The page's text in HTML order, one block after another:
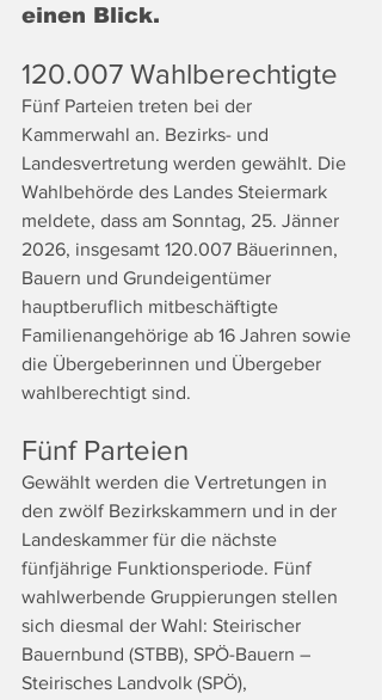
einen Blick.
120.007 Wahlberechtigte
Fünf Parteien treten bei der
Kammerwahl an. Bezirks- und
Landesvertretung werden gewählt. Die
Wahlbehörde des Landes Steiermark
meldete, dass am Sonntag, 25. Jänner
2026, insgesamt 120.007 Bäuerinnen,
Bauern und Grundeigentümer
hauptberuflich mitbeschäftigte
Familienangehörige ab 16 Jahren sowie
die Übergeberinnen und Übergeber
wahlberechtigt sind.
Fünf Parteien
Gewählt werden die Vertretungen in
den zwölf Bezirkskammern und in der
Landeskammer für die nächste
fünfjährige Funktionsperiode. Fünf
wahlwerbende Gruppierungen stellen
sich diesmal der Wahl: Steirischer
Bauernbund (STBB), SPÖ-Bauern –
Steirisches Landvolk (SPÖ),